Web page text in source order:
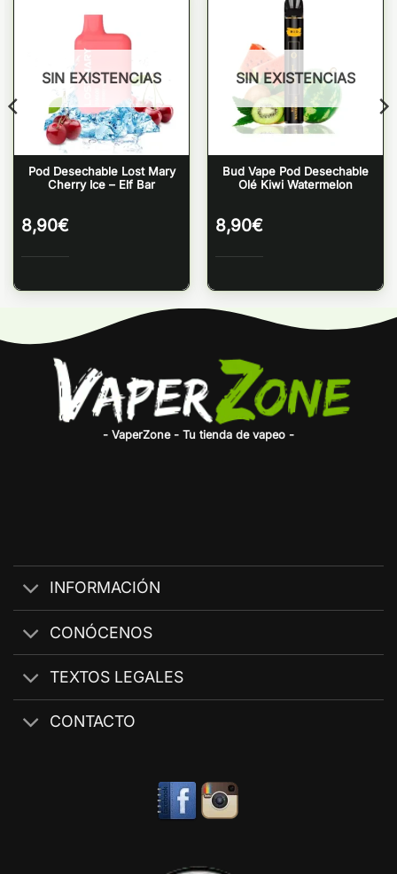
SIN EXISTENCIAS
Pod Desechable Lost Mary
Cherry Ice – Elf Bar
8,90€
SIN EXISTENCIAS
Bud Vape Pod Desechable
Olé Kiwi Watermelon
8,90€
- VaperZone - Tu tienda de vapeo -
INFORMACIÓN
CONÓCENOS
TEXTOS LEGALES
CONTACTO